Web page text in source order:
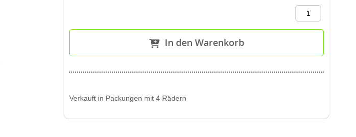
In den Warenkorb
Verkauft in Packungen mit 4 Rädern